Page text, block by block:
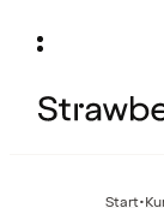
Start•